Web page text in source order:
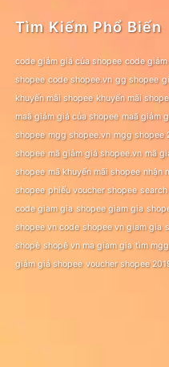
Tìm Kiếm Phổ Biến
code giảm giá của shopee code
shopee code shopee.vn gg shopee
khuyến mãi shopee khuyến mãi
maã giảm giá của shopee maã giảm
shopee mgg shopee.vn mgg shopee
shopee mã giảm giá shopee.vn mã
shopee mã khuyến mãi shopee nhận
shopee phiếu voucher shopee
code giam gia shopee giam gia
shopee vn code shopee vn giam gia
shopê shopê vn ma giam gia tìm
giảm giá shopee voucher shopee